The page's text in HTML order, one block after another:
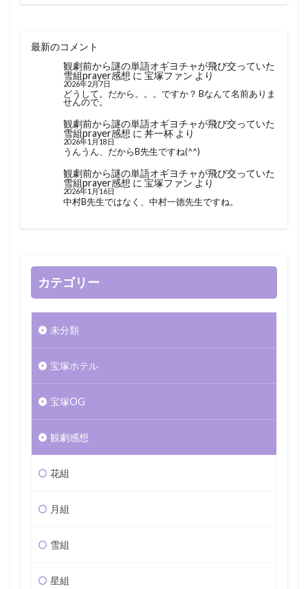
最新のコメント
観劇前から謎の単語オギヨチャが飛び交っていた
雪組prayer感想 に 宝塚ファン より
2026年2月7日
どうして。だから。。。ですか？ Bなんて名前ありま
せんので。
観劇前から謎の単語オギヨチャが飛び交っていた
雪組prayer感想 に 丼一杯より
2026年1月18日
うんうん、だからB先生ですね(^^)
観劇前から謎の単語オギヨチャが飛び交っていた
雪組prayer感想 に 宝塚ファン より
2026年1月16日
中村B先生ではなく、中村一徳先生ですね。
カテゴリー
未分類
宝塚ホテル
宝塚OG
観劇感想
花組
月組
雪組
星組